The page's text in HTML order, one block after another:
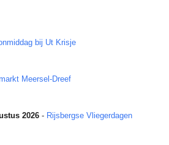
bij Ut Krisje
Meersel-Dreef
2026 - Rijsbergse Vliegerdagen